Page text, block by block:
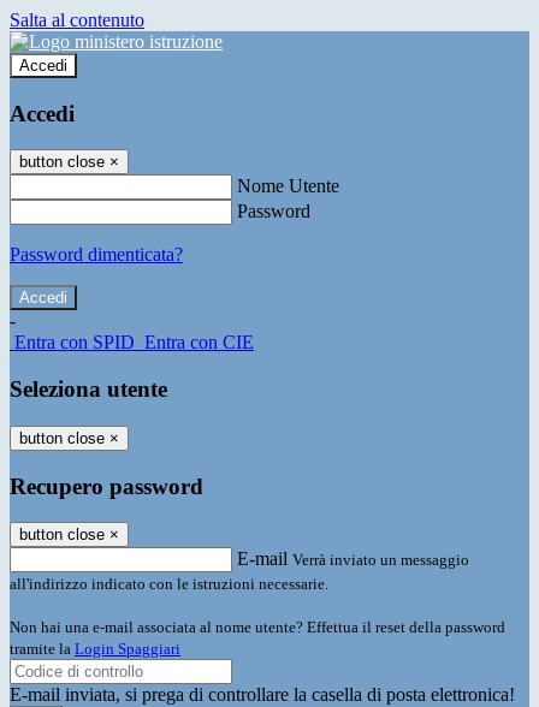
Salta al contenuto
Accedi
Accedi
button close ×
Nome Utente
Password
Password dimenticata?
-
Entra con SPID Entra con CIE
Seleziona utente
button close ×
Recupero password
button close ×
E-mail Verrà inviato un messaggio
all'indirizzo indicato con le istruzioni necessarie.
Non hai una e-mail associata al nome utente? Effettua il reset della password
tramite la Login Spaggiari
E-mail inviata, si prega di controllare la casella di posta elettronica!